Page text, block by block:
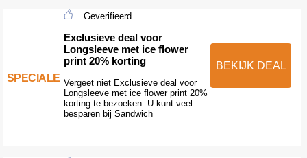
SPECIALE
Geverifieerd
Exclusieve deal voor
Longsleeve met ice flower
print 20% korting
Vergeet niet Exclusieve deal voor
Longsleeve met ice flower print 20%
korting te bezoeken. U kunt veel
besparen bij Sandwich
BEKIJK DEAL